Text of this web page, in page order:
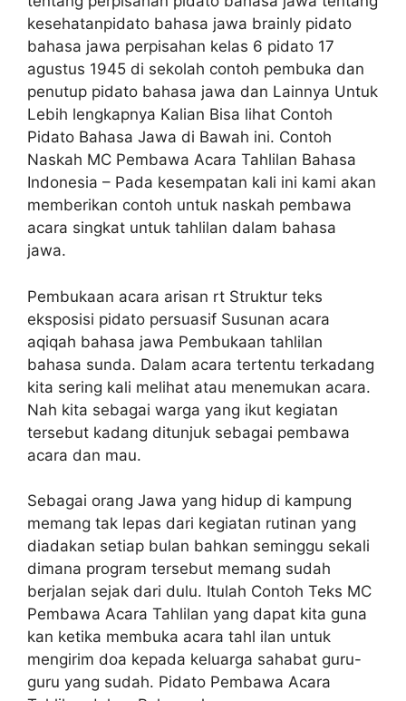
kesehatanpidato bahasa jawa brainly pidato
bahasa jawa perpisahan kelas 6 pidato 17
agustus 1945 di sekolah contoh pembuka dan
penutup pidato bahasa jawa dan Lainnya Untuk
Lebih lengkapnya Kalian Bisa lihat Contoh
Pidato Bahasa Jawa di Bawah ini. Contoh
Naskah MC Pembawa Acara Tahlilan Bahasa
Indonesia – Pada kesempatan kali ini kami akan
memberikan contoh untuk naskah pembawa
acara singkat untuk tahlilan dalam bahasa
jawa.
Pembukaan acara arisan rt Struktur teks
eksposisi pidato persuasif Susunan acara
aqiqah bahasa jawa Pembukaan tahlilan
bahasa sunda. Dalam acara tertentu terkadang
kita sering kali melihat atau menemukan acara.
Nah kita sebagai warga yang ikut kegiatan
tersebut kadang ditunjuk sebagai pembawa
acara dan mau.
Sebagai orang Jawa yang hidup di kampung
memang tak lepas dari kegiatan rutinan yang
diadakan setiap bulan bahkan seminggu sekali
dimana program tersebut memang sudah
berjalan sejak dari dulu. Itulah Contoh Teks MC
Pembawa Acara Tahlilan yang dapat kita guna
kan ketika membuka acara tahl ilan untuk
mengirim doa kepada keluarga sahabat guru-
guru yang sudah. Pidato Pembawa Acara